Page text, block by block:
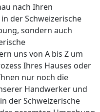
nach Ihren
in der Schweizerische
sondern auch
uns von A bis Z um
Ihres Hauses oder
nur noch die
Handwerker und
in der Schweizerische